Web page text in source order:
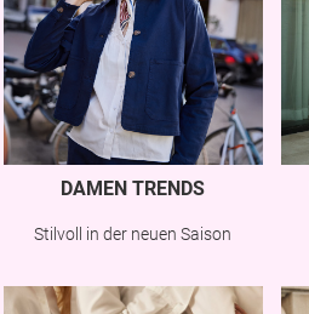
DAMEN TRENDS
Stilvoll in der neuen Saison